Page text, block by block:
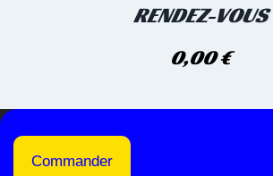
RENDEZ-VOUS
0,00€
Commander